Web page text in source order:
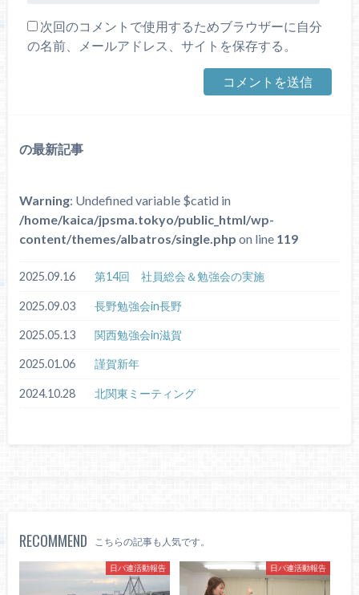
次回のコメントで使用するためブラウザーに自分
の名前、メールアドレス、サイトを保存する。
の最新記事
Warning: Undefined variable $catid in
/home/kaica/jpsma.tokyo/public_html/wp-
content/themes/albatros/single.php on line 119
2025.09.16 第14回 社員総会＆勉強会の実施
2025.09.03 長野勉強会in長野
2025.05.13 関西勉強会in滋賀
2025.01.06 謹賀新年
2024.10.28 北関東ミーティング
RECOMMEND こちらの記事も人気です。
日パ連活動報告 日パ連活動報告